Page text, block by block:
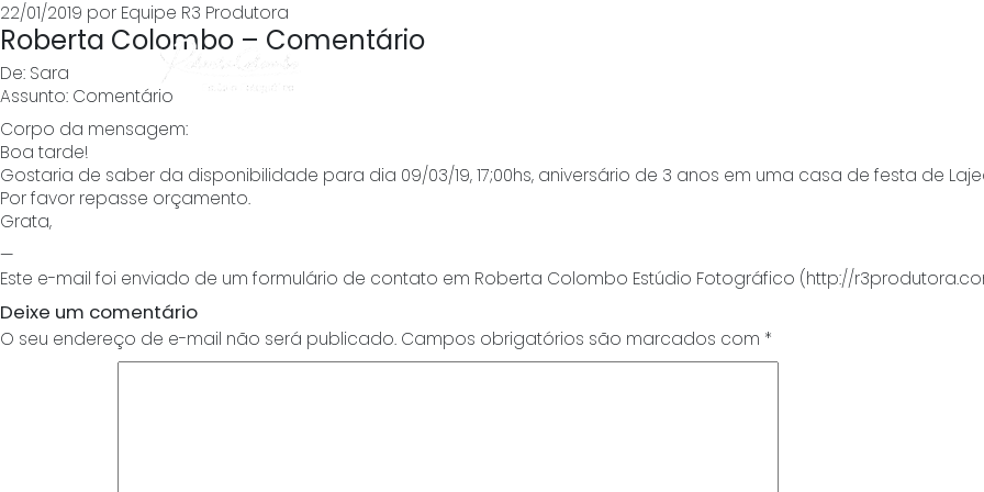
Publicado
em
22/01/2019 por Equipe R3 Produtora
Roberta Colombo – Comentário
De: Sara
Assunto: Comentário
Corpo da mensagem:
Boa tarde!
Gostaria de saber da disponibilidade para dia 09/03/19, 17;00hs, aniversário de 3 anos em uma casa de festa de
Por favor repasse orçamento.
Grata,
—
Este e-mail foi enviado de um formulário de contato em Roberta Colombo Estúdio Fotográfico (http://
Deixe um comentário
O seu endereço de e-mail não será publicado. Campos obrigatórios são marcados com *